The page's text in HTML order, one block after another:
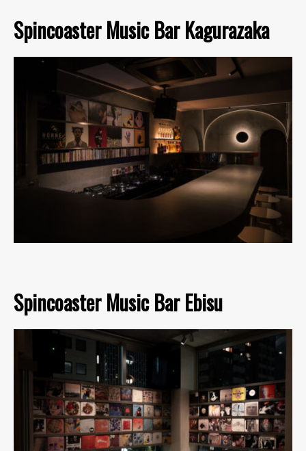
Spincoaster Music Bar Kagurazaka
Spincoaster Music Bar Ebisu